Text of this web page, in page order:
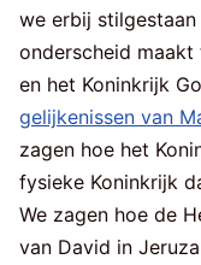
we erbij stilgestaan
onderscheid maakt
en het Koninkrijk
gelijkenissen van
zagen hoe het
fysieke Koninkrijk
We zagen hoe de
van David in